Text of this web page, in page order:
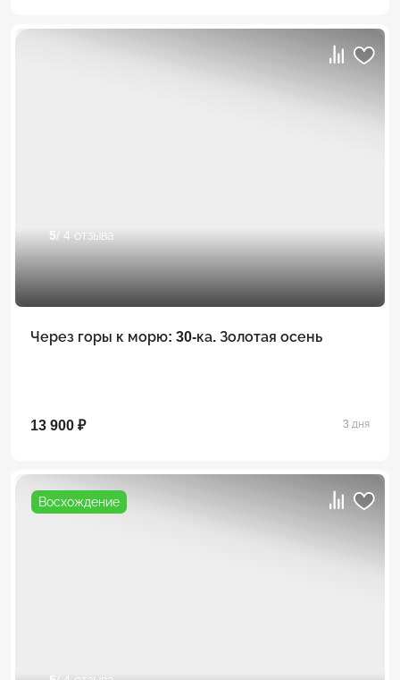
5/ 4 отзыва
Через горы к морю: 30-ка. Золотая осень
13 900 ₽ 3 дня
Восхождение